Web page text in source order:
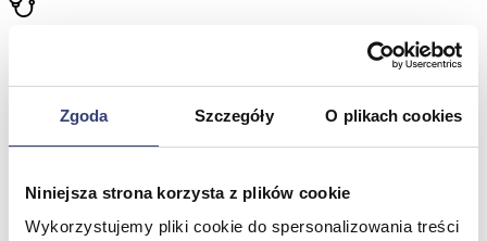
Zgoda Szczegóły O plikach cookies
Niniejsza strona korzysta z plików cookie
Wykorzystujemy pliki cookie do spersonalizowania treści
Pulsoksymetry
Ciśnieniomierze
Instrumenty diagnostyczne
Stetoskopy